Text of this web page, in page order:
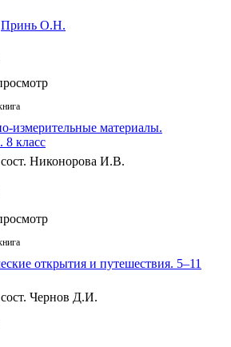
Принь О.Н.
измерительные материалы.
8 класс
Никонорова И.В.
открытия и путешествия. 5–11
Чернов Д.И.